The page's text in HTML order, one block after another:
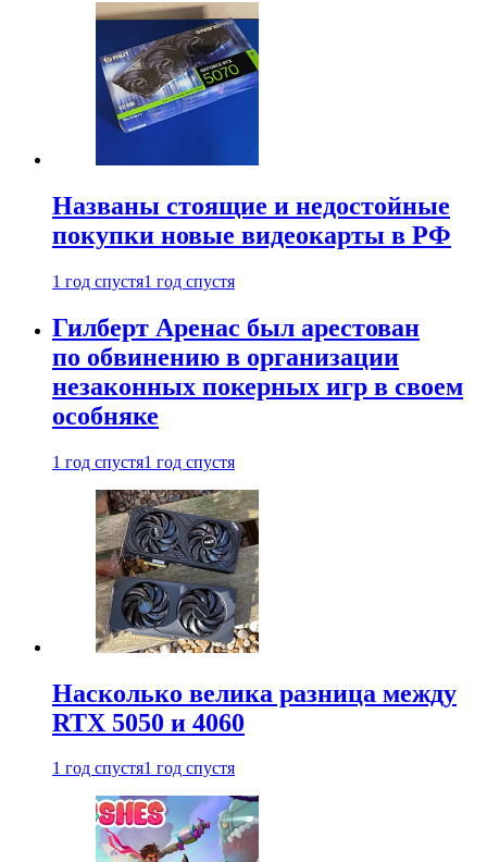
Названы стоящие и недостойные
покупки новые видеокарты в РФ
1 год спустя1 год спустя
Гилберт Аренас был арестован
по обвинению в организации
незаконных покерных игр в своем
особняке
1 год спустя1 год спустя
Насколько велика разница между
RTX 5050 и 4060
1 год спустя1 год спустя